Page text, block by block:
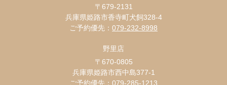
〒679-2131
兵庫県姫路市香寺町犬飼328-4
ご予約優先： 079-232-8998
野里店
〒670-0805
兵庫県姫路市西中島377-1
ご予約優先： 079-285-1213